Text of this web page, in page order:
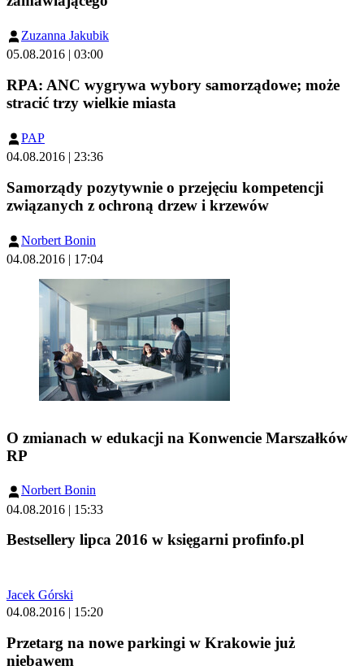
Zuzanna Jakubik
05.08.2016 | 03:00
RPA: ANC wygrywa wybory samorządowe; może
stracić trzy wielkie miasta
PAP
04.08.2016 | 23:36
Samorządy pozytywnie o przejęciu kompetencji
związanych z ochroną drzew i krzewów
Norbert Bonin
04.08.2016 | 17:04
O zmianach w edukacji na Konwencie Marszałków
RP
Norbert Bonin
04.08.2016 | 15:33
Bestsellery lipca 2016 w księgarni profinfo.pl
Jacek Górski
04.08.2016 | 15:20
Przetarg na nowe parkingi w Krakowie już
niebawem